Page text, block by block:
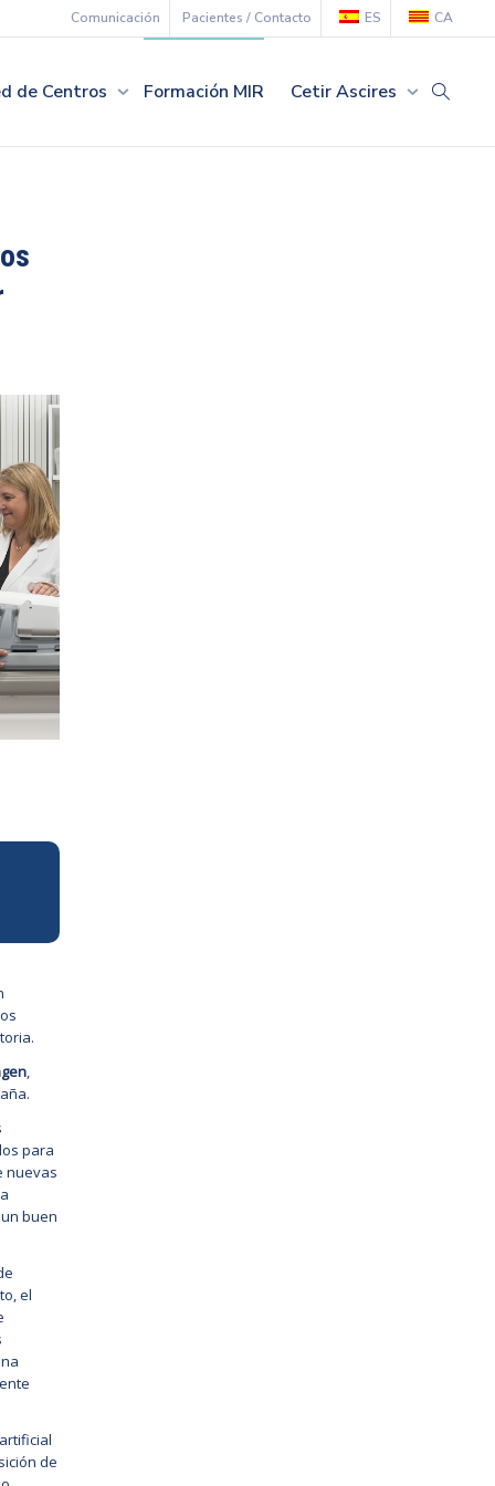
Comunicación Pacientes / Contacto ES CA
de Centros Formación MIR Cetir Ascires
,
para
nuevas
buen
el
de